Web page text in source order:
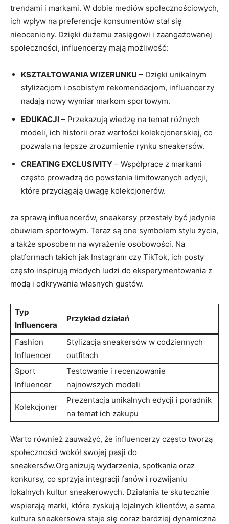
trendami i markami. W dobie mediów społecznościowych,
ich wpływ na preferencje konsumentów stał się
nieoceniony. Dzięki dużemu zasięgowi i zaangażowanej
społeczności, influencerzy mają możliwość:
KSZTAŁTOWANIA WIZERUNKU – Dzięki unikalnym
stylizacjom i osobistym rekomendacjom, influencerzy
nadają nowy wymiar markom sportowym.
EDUKACJI – Przekazują wiedzę na temat różnych
modeli, ich historii oraz wartości kolekcjonerskiej, co
pozwala na lepsze zrozumienie rynku sneakersów.
CREATING EXCLUSIVITY – Współprace z markami
często prowadzą do powstania limitowanych edycji,
które przyciągają uwagę kolekcjonerów.
za sprawą influencerów, sneakersy przestały być jedynie
obuwiem sportowym. Teraz są one symbolem stylu życia,
a także sposobem na wyrażenie osobowości. Na
platformach takich jak Instagram czy TikTok, ich posty
często inspirują młodych ludzi do eksperymentowania z
modą i odkrywania własnych gustów.
Typ
Influencera
Przykład działań
Fashion
Influencer
Stylizacja sneakersów w codziennych
outfitach
Sport
Influencer
Testowanie i recenzowanie
najnowszych modeli
Kolekcjoner
Prezentacja unikalnych edycji i poradnik
na temat ich zakupu
Warto również zauważyć, że influencerzy często tworzą
społeczności wokół swojej pasji do
sneakersów.Organizują wydarzenia, spotkania oraz
konkursy, co sprzyja integracji fanów i rozwijaniu
lokalnych kultur sneakerowych. Działania te skutecznie
wspierają marki, które zyskują lojalnych klientów, a sama
kultura sneakersowa staje się coraz bardziej dynamiczna